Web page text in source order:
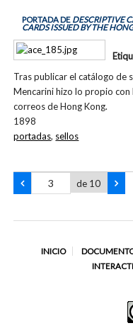
PORTADA DE DESCRIPTIVE
CARDS ISSUED BY THE
Tras publicar el catálogo de
Mencarini hizo lo propio
correos de Hong Kong.
1898
portadas, sellos
de 10
INICIO